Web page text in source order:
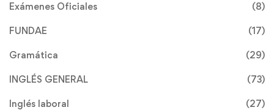
Exámenes Oficiales (8)
FUNDAE (17)
Gramática (29)
INGLÉS GENERAL (73)
Inglés laboral (27)